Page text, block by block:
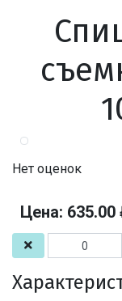
Нет оценок
Цена: 635.00